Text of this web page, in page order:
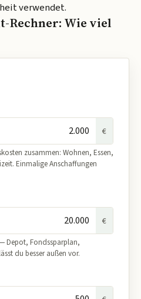
verwendet.
Rechner: Wie viel
€
zusammen: Wohnen, Essen,
Einmalige Anschaffungen
€
Depot, Fondssparplan,
du besser außen vor.